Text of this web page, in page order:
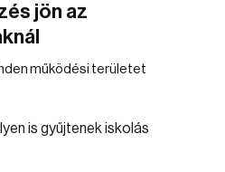
jön az
működési területet